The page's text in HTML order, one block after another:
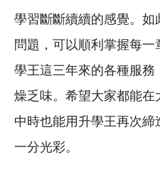
學習斷斷續續的感覺。
問題，可以順利掌握每
學王這三年來的各種服
燥乏味。希望大家都能
中時也能用升學王再次
一分光彩。